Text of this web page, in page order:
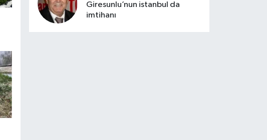
Giresunlu’nun istanbul da
imtihanı